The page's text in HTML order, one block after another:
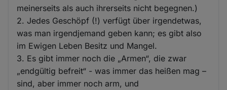
meinerseits als auch ihrerseits nicht begegnen.)
2. Jedes Geschöpf (!) verfügt über irgendetwas,
was man irgendjemand geben kann; es gibt also
im Ewigen Leben Besitz und Mangel.
3. Es gibt immer noch die „Armen“, die zwar
„endgültig befreit“ - was immer das heißen mag –
sind, aber immer noch arm, und